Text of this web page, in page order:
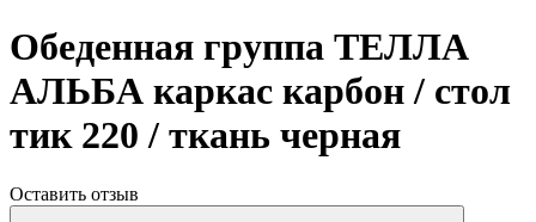
Обеденная группа ТЕЛЛА
АЛЬБА каркас карбон / стол
тик 220 / ткань черная
Оставить отзыв